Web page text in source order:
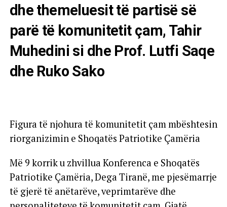
dhe themeluesit të partisë së
parë të komunitetit çam, Tahir
Muhedini si dhe Prof. Lutfi Saqe
dhe Ruko Sako
Figura të njohura të komunitetit çam mbështesin
riorganizimin e Shoqatës Patriotike Çamëria
Më 9 korrik u zhvillua Konferenca e Shoqatës
Patriotike Çamëria, Dega Tiranë, me pjesëmarrje
të gjerë të anëtarëve, veprimtarëve dhe